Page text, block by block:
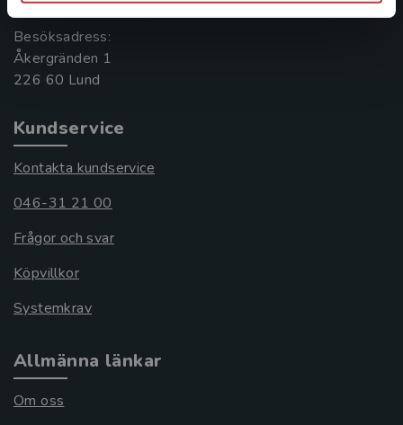
Besöksadress:
Åkergränden 1
Kundservice
Kontakta kundservice
046-31 21 00
Frågor och svar
Köpvillkor
Systemkrav
Allmänna länkar
Om oss